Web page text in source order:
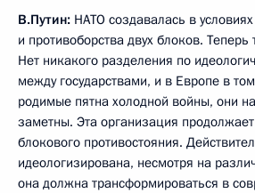
В.Путин: НАТО создавалась в
и противоборства двух блоков. Теперь
Нет никакого разделения по
между государствами, и в Европе в
родимые пятна холодной войны, они
заметны. Эта организация
блокового противостояния.
идеологизирована, несмотря на
она должна трансформироваться в